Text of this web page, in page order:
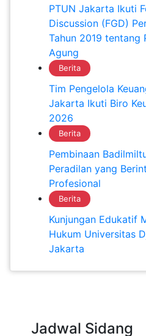
PTUN Jakarta Ikuti
Discussion (FGD)
Tahun 2019 tentang
Agung
Berita
Tim Pengelola
Jakarta Ikuti Biro
2026
Berita
Pembinaan
Peradilan yang
Profesional
Berita
Kunjungan Edukatif
Hukum Universitas
Jakarta
Jadwal Sidang